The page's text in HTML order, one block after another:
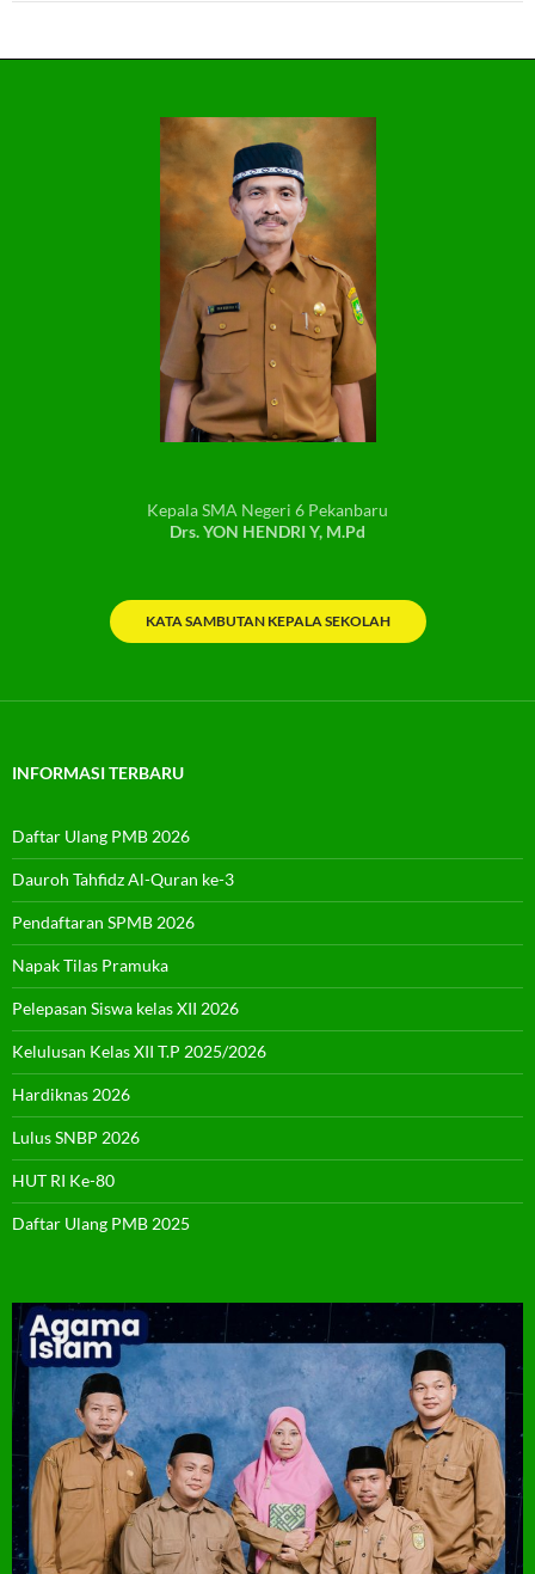
Kepala SMA Negeri 6 Pekanbaru
Drs. YON HENDRI Y, M.Pd
KATA SAMBUTAN KEPALA SEKOLAH
INFORMASI TERBARU
Daftar Ulang PMB 2026
Dauroh Tahfidz Al-Quran ke-3
Pendaftaran SPMB 2026
Napak Tilas Pramuka
Pelepasan Siswa kelas XII 2026
Kelulusan Kelas XII T.P 2025/2026
Hardiknas 2026
Lulus SNBP 2026
HUT RI Ke-80
Daftar Ulang PMB 2025